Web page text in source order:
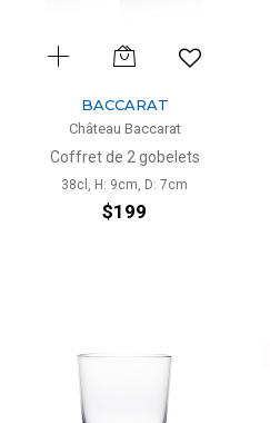
BACCARAT
Château Baccarat
Coffret de 2 gobelets
38cl, H: 9cm, D: 7cm
$199